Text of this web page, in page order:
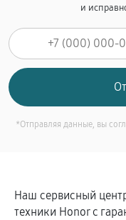
и
*Отправляя данные, вы
Наш сервисный
техники Honor c